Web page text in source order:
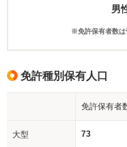
男
※免許保有者数は
免許種別保有人口
免許保有者
大型 73